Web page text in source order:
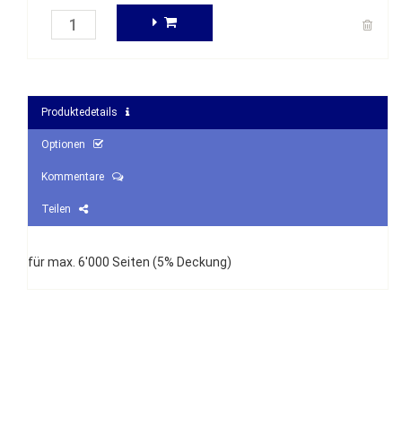
Produktedetails
Optionen
Kommentare
Teilen
für max. 6'000 Seiten (5% Deckung)